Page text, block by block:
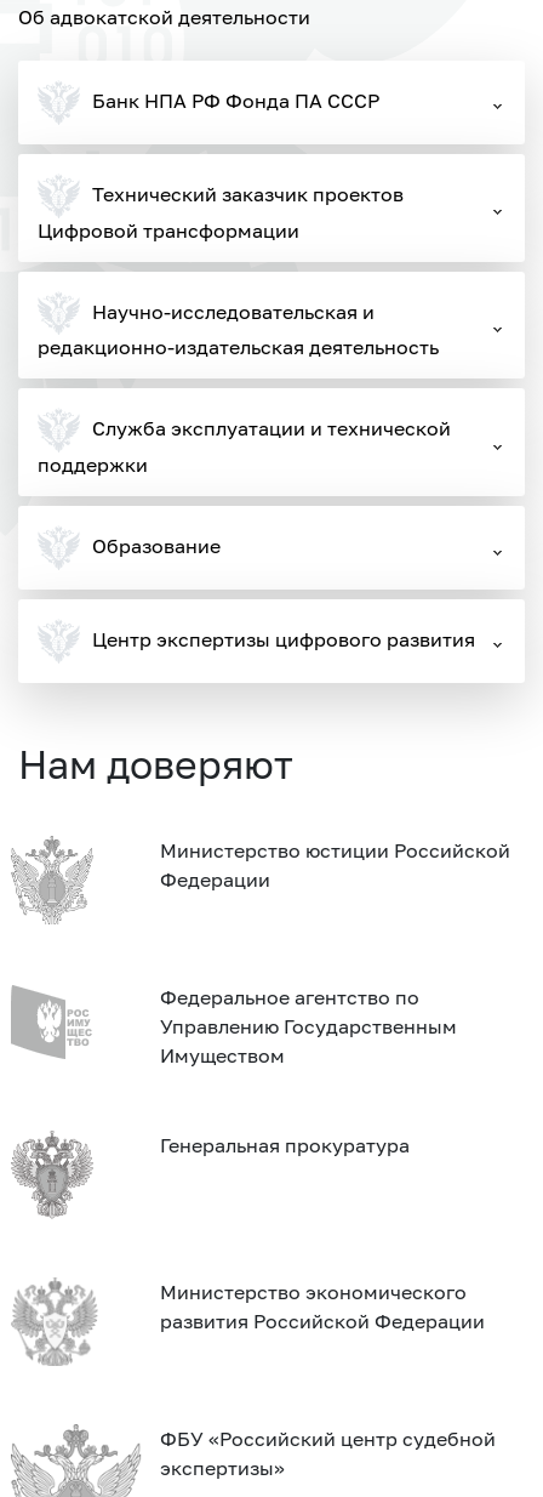
Об адвокатской деятельности
Банк НПА РФ Фонда ПА СССР
Технический заказчик проектов
Цифровой трансформации
Научно-исследовательская и
редакционно-издательская деятельность
Служба эксплуатации и технической
поддержки
Образование
Центр экспертизы цифрового развития
Нам доверяют
Министерство юстиции Российской
Федерации
Федеральное агентство по
Управлению Государственным
Имуществом
Генеральная прокуратура
Министерство экономического
развития Российской Федерации
ФБУ «Российский центр судебной
экспертизы»